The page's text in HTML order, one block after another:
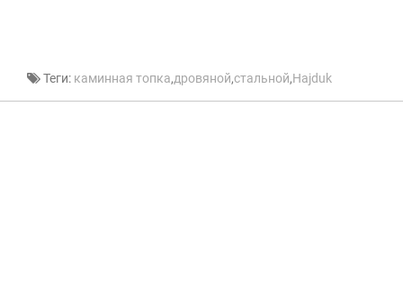
Теги: каминная топка,дровяной,стальной,Hajduk